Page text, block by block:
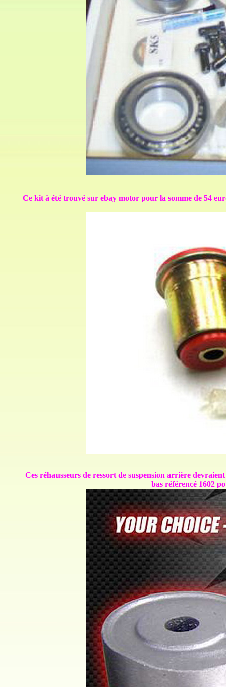
Ce kit à été trouvé sur ebay motor pour la somme de 54
Ces réhausseurs de ressort de suspension arrière
bas référencé 1602